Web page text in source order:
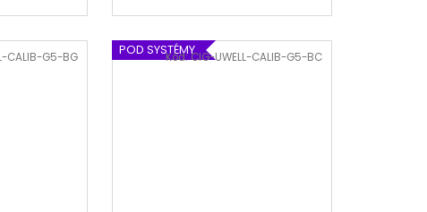
CALIB-G5-BG POD SYSTÉMY
Kód:CIG-UWELL-CALIB-G5-BC